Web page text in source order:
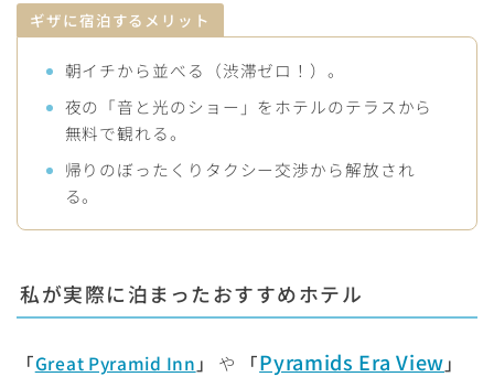
ギザに宿泊するメリット
朝イチから並べる（渋滞ゼロ！）。
夜の「音と光のショー」をホテルのテラスから
無料で観れる。
帰りのぼったくりタクシー交渉から解放され
る。
私が実際に泊まったおすすめホテル
「Great Pyramid Inn 」 や 「Pyramids Era View 」